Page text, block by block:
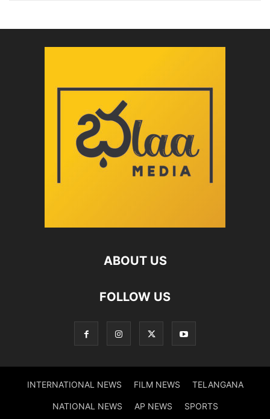
ABOUT US
FOLLOW US
INTERNATIONAL NEWS FILM NEWS TELANGANA
NATIONAL NEWS AP NEWS SPORTS